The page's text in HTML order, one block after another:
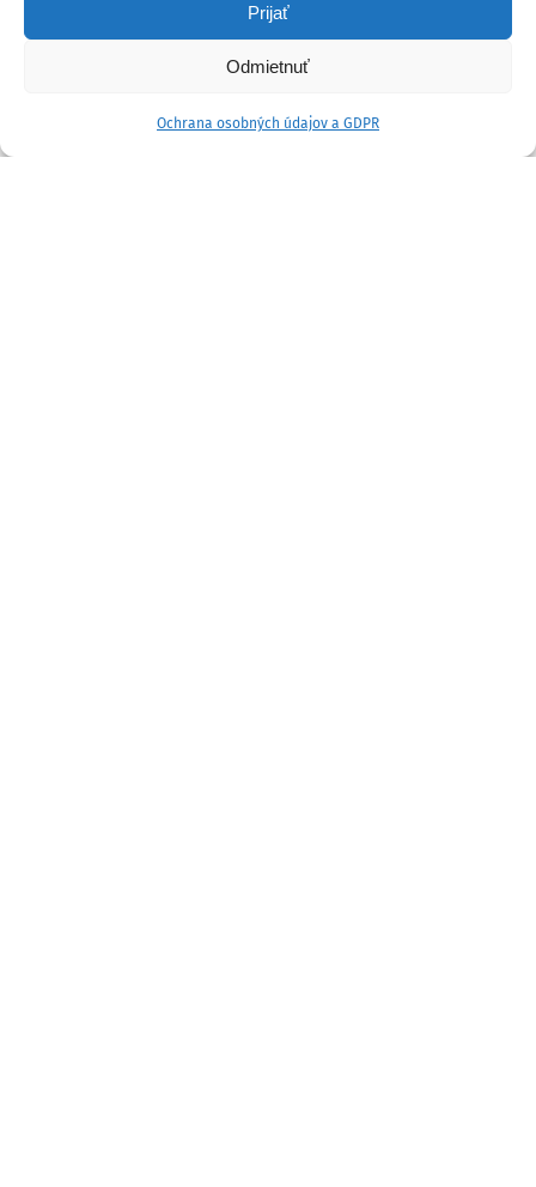
Prijať
Odmietnuť
Ochrana osobných údajov a GDPR